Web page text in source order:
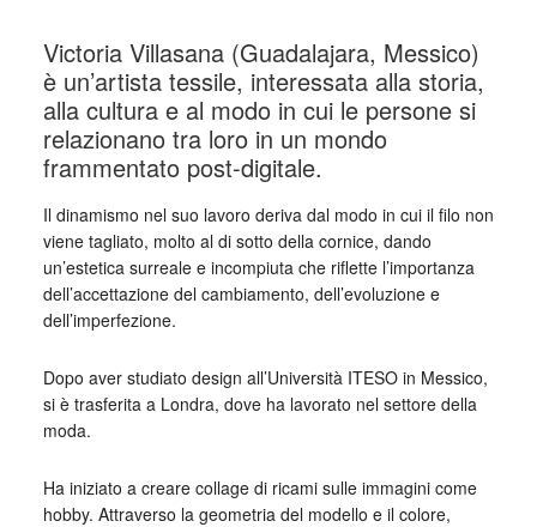
Victoria Villasana (Guadalajara, Messico)
è un’artista tessile, interessata alla storia,
alla cultura e al modo in cui le persone si
relazionano tra loro in un mondo
frammentato post-digitale.
Il dinamismo nel suo lavoro deriva dal modo in cui il filo non
viene tagliato, molto al di sotto della cornice, dando
un’estetica surreale e incompiuta che riflette l’importanza
dell’accettazione del cambiamento, dell’evoluzione e
dell’imperfezione.
Dopo aver studiato design all’Università ITESO in Messico,
si è trasferita a Londra, dove ha lavorato nel settore della
moda.
Ha iniziato a creare collage di ricami sulle immagini come
hobby. Attraverso la geometria del modello e il colore,